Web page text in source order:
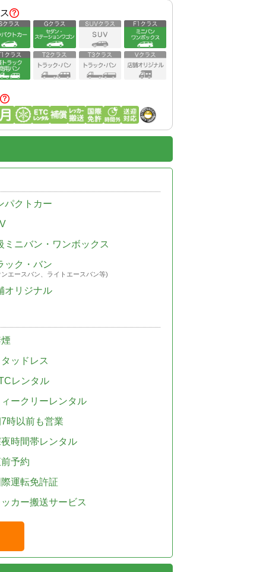
パクトカー
ミニバン・ワンボックス
ック・バン
エースバン、ライトエースバン等)
オリジナル
ッドレス
レンタル
ークリーレンタル
時以前も営業
時間帯レンタル
予約
運転免許証
カー搬送サービス